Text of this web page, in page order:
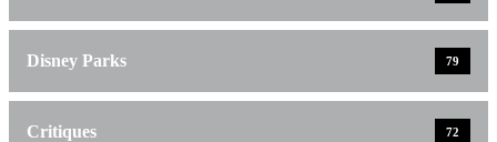
Disney Parks 79
Critiques 72